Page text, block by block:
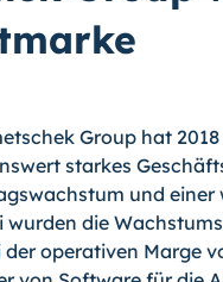
Group hat
starkes
und einer
wurden die
operativen Marge